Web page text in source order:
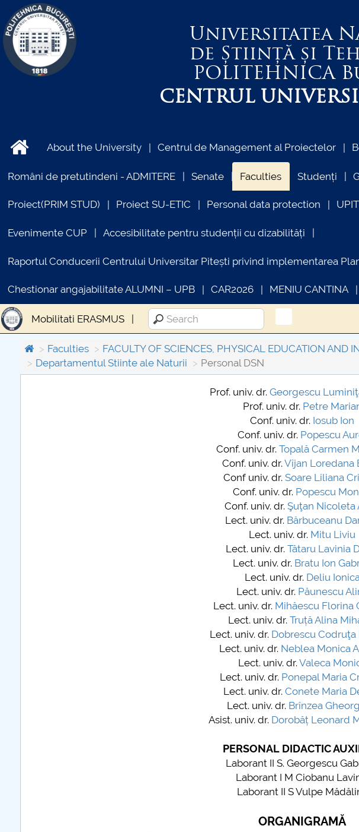
Universitatea
de Știință și
POLITEHNICA
CENTRUL
About the University Centrul de Management al Proiectelor
Români de pretutindeni - ADMITERE Senate Faculties Studenți
Proiect(PRIM STUD) Proiect SU-ETIC Personal data protection
Evenimente CUP Accesibilitate pentru studenții cu dizabilități
Raportul Conducerii Centrului Universitar Pitești privind implementarea
Chestionar angajabilitate ALUMNI – UPB CAR2026 MENIU CANTINA
Mobilitati ERASMUS
Faculties FACULTY OF SCIENCES, PHYSICAL EDUCATION AND
Departamentul Stiinte ale Naturii
Personal DSN
Prof. univ. dr.Georgescu
Prof. univ. dr. Petre
Conf. univ. dr. Iosub Ion
Conf. univ. dr. Popescu
Conf. univ. dr.Topală Carmen
Conf. univ. dr.Vîjan Loredana
Conf univ. dr. Soare Liliana
Conf. univ. dr. Popescu
Conf. univ. dr. Şuţan Nicoleta
Lect. univ. dr. Bărbuceanu
Lect. univ. dr. Mitu Liviu
Lect. univ. dr. Tătaru Lavinia
Lect. univ. dr. Bratu Ion
Lect. univ. dr. Deliu
Lect. univ. dr. Păunescu
Lect. univ. dr. Mihăescu Florina
Lect. univ. dr. Truță Alina
Lect. univ. dr. Dobrescu Codruţa
Lect. univ. dr.Neblea Monica
Lect. univ. dr.Valeca
Lect. univ. dr. Ponepal Maria
Lect. univ. dr.Conete Maria
Lect. univ. dr. Brînzea
Asist. univ. dr.Dorobăț Leonard
PERSONAL DIDACTIC
Laborant II S. Georgescu
Laborant I M Ciobanu
Laborant II S Vulpe
ORGANIGRAMĂ
further information...
INFORMATII